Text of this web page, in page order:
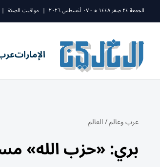
الجمعة ٢٤ صفر ١٤٤٨ ه - ٠٧ أغسطس ٢٠٢٦ | مواقيت الصلاة |
الإمارات
عرب وعالم/العالم
بري: «حزب الله»